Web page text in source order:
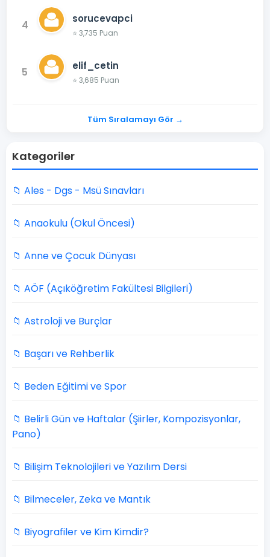
4 sorucevapci
⭐ 3,735 Puan
5 elif_cetin
⭐ 3,685 Puan
Tüm Sıralamayı Gör →
Kategoriler
📁 Ales - Dgs - Msü Sınavları
📁 Anaokulu (Okul Öncesi)
📁 Anne ve Çocuk Dünyası
📁 AÖF (Açıköğretim Fakültesi Bilgileri)
📁 Astroloji ve Burçlar
📁 Başarı ve Rehberlik
📁 Beden Eğitimi ve Spor
📁 Belirli Gün ve Haftalar (Şiirler, Kompozisyonlar,
Pano)
📁 Bilişim Teknolojileri ve Yazılım Dersi
📁 Bilmeceler, Zeka ve Mantık
📁 Biyografiler ve Kim Kimdir?